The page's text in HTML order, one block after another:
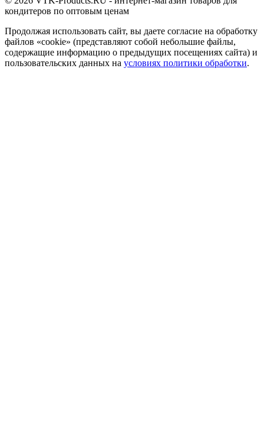
кондитеров по оптовым ценам
Продолжая использовать сайт, вы даете согласие на обработку
файлов «cookie» (представляют собой небольшие файлы,
содержащие информацию о предыдущих посещениях сайта) и
пользовательских данных на условиях политики обработки.